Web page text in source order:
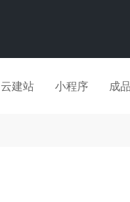
云建站 小程序 成